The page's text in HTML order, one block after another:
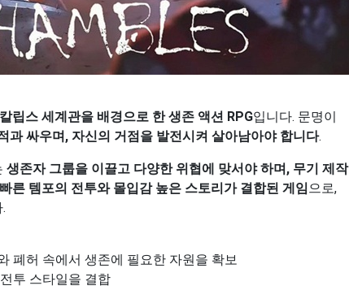
립스 세계관을 배경으로 한 생존 액션 RPG입니다. 문명이
과 싸우며, 자신의 거점을 발전시켜 살아남아야 합니다.
생존자 그룹을 이끌고 다양한 위협에 맞서야 하며, 무기 제작
빠른 템포의 전투와 몰입감 높은 스토리가 결합된 게임으로,
폐허 속에서 생존에 필요한 자원을 확보
투 스타일을 결합